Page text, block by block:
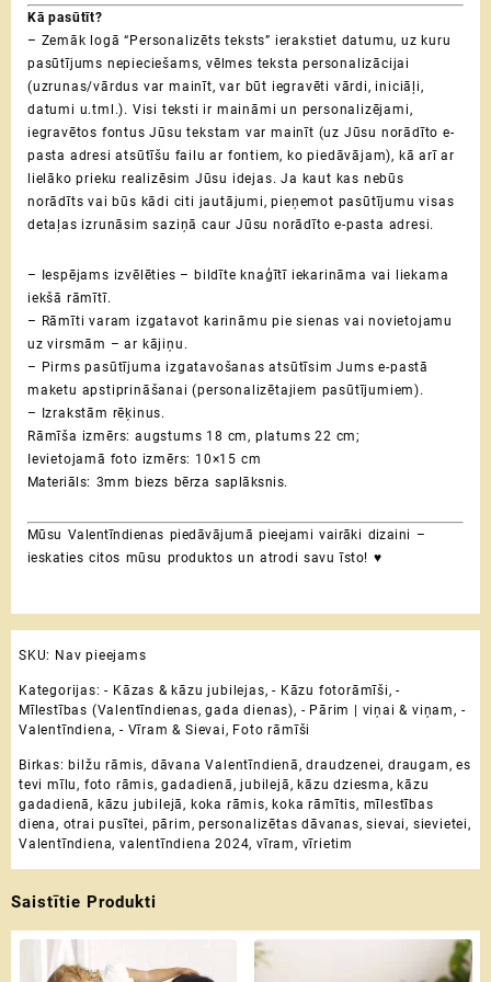
Kā pasūtīt?
– Zemāk logā “Personalizēts teksts” ierakstiet datumu, uz kuru
pasūtījums nepieciešams, vēlmes teksta personalizācijai
(uzrunas/vārdus var mainīt, var būt iegravēti vārdi, iniciāļi,
datumi u.tml.). Visi teksti ir maināmi un personalizējami,
iegravētos fontus Jūsu tekstam var mainīt (uz Jūsu norādīto e-
pasta adresi atsūtīšu failu ar fontiem, ko piedāvājam), kā arī ar
lielāko prieku realizēsim Jūsu idejas. Ja kaut kas nebūs
norādīts vai būs kādi citi jautājumi, pieņemot pasūtījumu visas
detaļas izrunāsim saziņā caur Jūsu norādīto e-pasta adresi.
– Iespējams izvēlēties – bildīte knaģītī iekarināma vai liekama
iekšā rāmītī.
– Rāmīti varam izgatavot karināmu pie sienas vai novietojamu
uz virsmām – ar kājiņu.
– Pirms pasūtījuma izgatavošanas atsūtīsim Jums e-pastā
maketu apstiprināšanai (personalizētajiem pasūtījumiem).
– Izrakstām rēķinus.
Rāmīša izmērs: augstums 18 cm, platums 22 cm;
Ievietojamā foto izmērs: 10×15 cm
Materiāls: 3mm biezs bērza saplāksnis.
Mūsu Valentīndienas piedāvājumā pieejami vairāki dizaini –
ieskaties citos mūsu produktos un atrodi savu īsto! ♥
SKU: Nav pieejams
Kategorijas:- Kāzas & kāzu jubilejas,- Kāzu fotorāmīši,-
Mīlestības (Valentīndienas, gada dienas), - Pārim | viņai & viņam, -
Valentīndiena,- Vīram & Sievai, Foto rāmīši
Birkas: bilžu rāmis, dāvana Valentīndienā,draudzenei,draugam,es
tevi mīlu, foto rāmis,gadadienā,jubilejā, kāzu dziesma, kāzu
gadadienā, kāzu jubilejā, koka rāmis, koka rāmītis, mīlestības
diena, otrai pusītei, pārim,personalizētas dāvanas,sievai, sievietei,
Valentīndiena,valentīndiena 2024,vīram, vīrietim
Saistītie Produkti